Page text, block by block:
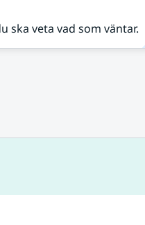
ska veta vad som väntar.